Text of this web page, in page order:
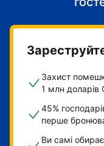
Захист
1 млн
45%
перше
Ви самі